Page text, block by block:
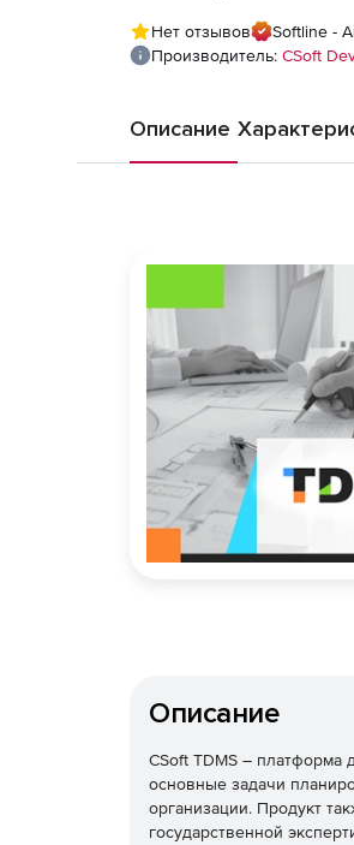
(7.x (Viewer),
версии TDMS
Нет отзывов
Softline -
Производитель: CSoft
Описание
Описание
CSoft TDMS – платформа
основные задачи
организации. Продукт
государственной